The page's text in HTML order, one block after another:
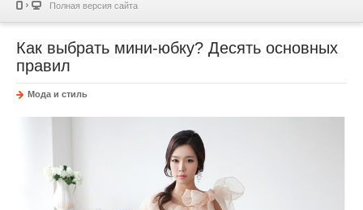
Полная версия сайта
Как выбрать мини-юбку? Десять основных
правил
Мода и стиль